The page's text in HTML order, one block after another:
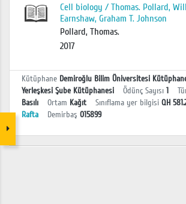
Cell biology / Thomas. Pollard,
Earnshaw, Graham T. Johnson
Pollard, Thomas.
2017
Kütüphane Demiroğlu Bilim Üniversitesi
Yerleşkesi Şube Kütüphanesi
Ödünç Sayısı 1
Basılı
Ortam Kağıt Sınıflama yer bilgisi QH
Rafta
Demirbaş 015899